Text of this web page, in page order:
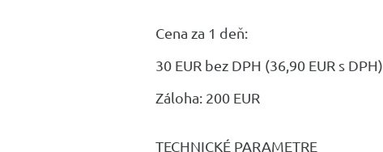
Cena za 1 deň:
30 EUR bez DPH (36,90 EUR s DPH)
Záloha: 200 EUR
TECHNICKÉ PARAMETRE